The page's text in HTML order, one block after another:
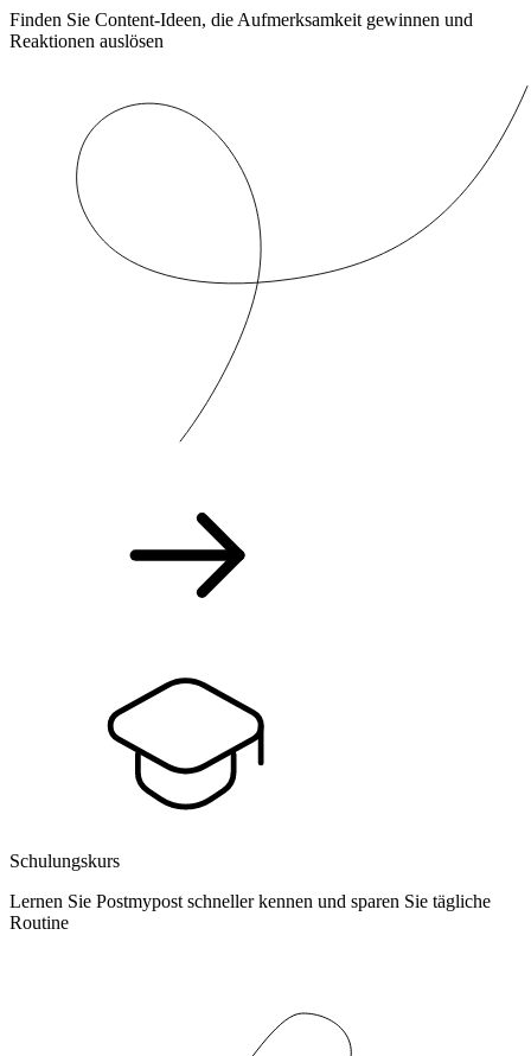
Finden Sie Content-Ideen, die Aufmerksamkeit gewinnen und
Reaktionen auslösen
Schulungskurs
Lernen Sie Postmypost schneller kennen und sparen Sie tägliche
Routine